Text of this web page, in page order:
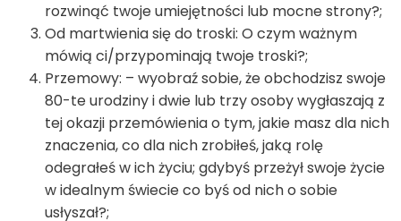
rozwinąć twoje umiejętności lub mocne strony?;
Od martwienia się do troski: O czym ważnym
mówią ci/przypominają twoje troski?;
Przemowy: – wyobraź sobie, że obchodzisz swoje
80-te urodziny i dwie lub trzy osoby wygłaszają z
tej okazji przemówienia o tym, jakie masz dla nich
znaczenia, co dla nich zrobiłeś, jaką rolę
odegrałeś w ich życiu; gdybyś przeżył swoje życie
w idealnym świecie co byś od nich o sobie
usłyszał?;